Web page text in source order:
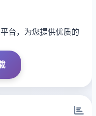
台，为您提供优质的